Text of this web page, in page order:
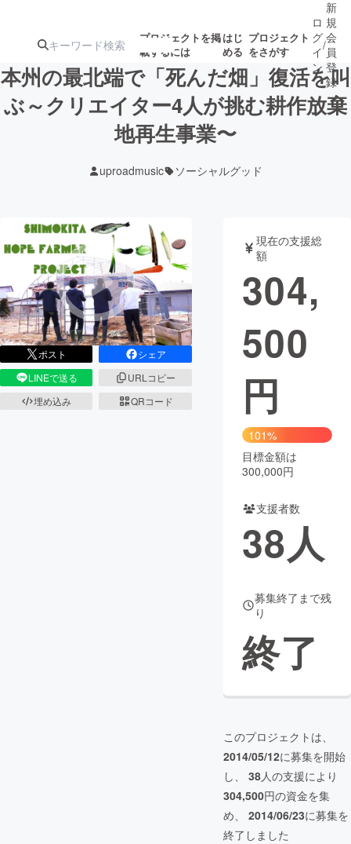
プロジェクトを掲
載するには
はじ
める
プロジェクト
をさがす
注目の新着プロ募集終了が近いプ
テクノロジー・ガジェット
映像・映画 書籍・雑誌
ビジネス・起業 チャレンジ
まちづくり・地域活性化
CAMPFIRE Creation
コミュニティ
ロ
グ
イ
ン
/
新
規
会
員
登
録
本州の最北端で「死んだ畑」復活を叫
ぶ～クリエイター4人が挑む耕作放棄
地再生事業〜
uproadmusic ソーシャルグッド
ポスト
シェア
LINEで送る
URLコピー
埋め込み
QRコード
現在の支援総
額
304,
500
円
101%
目標金額は
300,000円
支援者数
38人
募集終了まで残
り
終了
このプロジェクトは、
2014/05/12に募集を開始
し、 38人の支援により
304,500円の資金を集
め、 2014/06/23に募集を
終了しました